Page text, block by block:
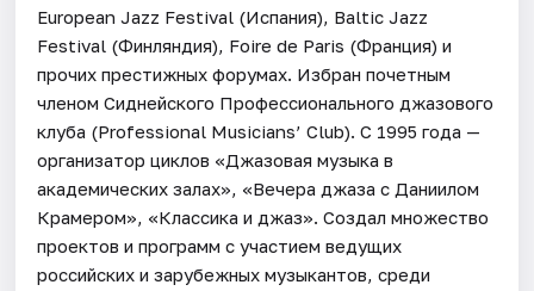
European Jazz Festival (Испания), Baltic Jazz
Festival (Финляндия), Foire de Paris (Франция) и
прочих престижных форумах. Избран почетным
членом Сиднейского Профессионального джазового
клуба (Professional Musicians’ Club). С 1995 года —
организатор циклов «Джазовая музыка в
академических залах», «Вечера джаза с Даниилом
Крамером», «Классика и джаз». Создал множество
проектов и программ с участием ведущих
российских и зарубежных музыкантов, среди